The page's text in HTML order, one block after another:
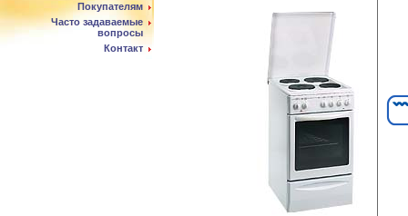
Покупателям
Часто задаваемые
вопросы
Контакт